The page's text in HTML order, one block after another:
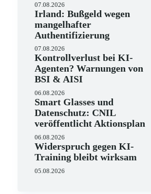
07.08.2026
Irland: Bußgeld wegen
mangelhafter
Authentifizierung
07.08.2026
Kontrollverlust bei KI-
Agenten? Warnungen von
BSI & AISI
06.08.2026
Smart Glasses und
Datenschutz: CNIL
veröffentlicht Aktionsplan
06.08.2026
Widerspruch gegen KI-
Training bleibt wirksam
05.08.2026